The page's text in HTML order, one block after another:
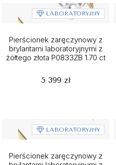
LABORATORYJNY
Pierścionek zaręczynowy z
brylantami laboratoryjnymi z
żółtego złota P0833ZB 1.70 ct
5 399 zł
LABORATORYJNY
Pierścionek zaręczynowy z